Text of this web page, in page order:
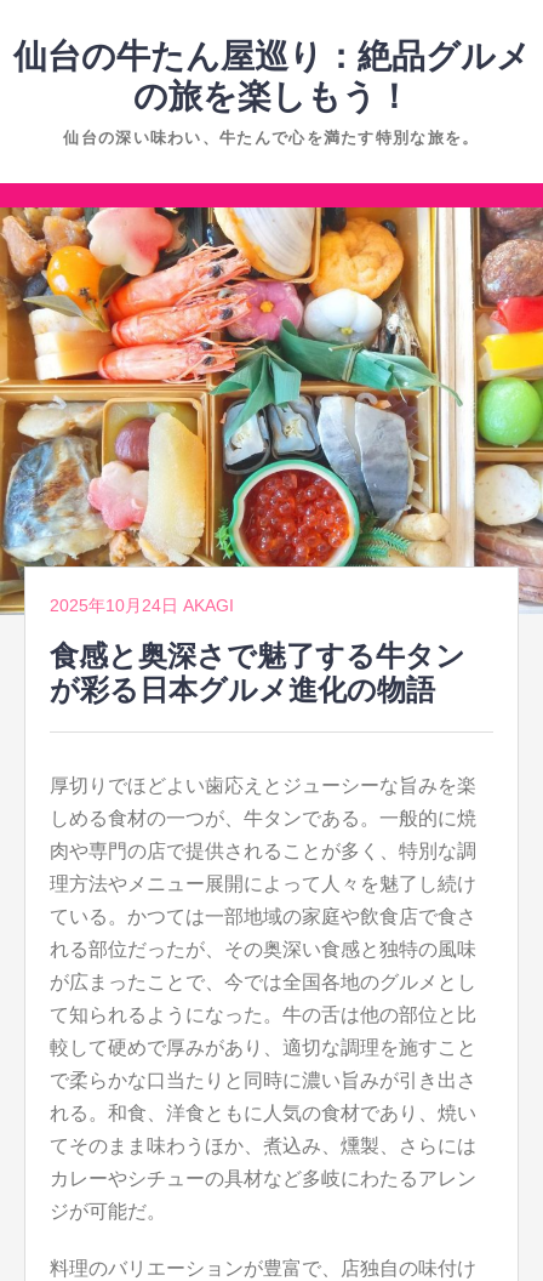
ン
へ
ス
キ
ッ
プ
仙台の牛たん屋巡り：絶品グルメ
の旅を楽しもう！
仙台の深い味わい、牛たんで心を満たす特別な旅を。
コ
ン
テ
ン
ス
キ
ッ
プ
2025年10月24日 AKAGI
食感と奥深さで魅了する牛タン
が彩る日本グルメ進化の物語
厚切りでほどよい歯応えとジューシーな旨みを楽
しめる食材の一つが、牛タンである。 一般的に焼
肉や専門の店で提供されることが多く、特別な調
理方法やメニュー展開によって人々を魅了し続け
ている。かつては一部地域の家庭や飲食店で食さ
れる部位だったが、その奥深い食感と独特の風味
が広まったことで、今では全国各地のグルメとし
て知られるようになった。牛の舌は他の部位と比
較して硬めで厚みがあり、適切な調理を施すこと
で柔らかな口当たりと同時に濃い旨みが引き出さ
れる。和食、洋食ともに人気の食材であり、焼い
てそのまま味わうほか、煮込み、燻製、さらには
カレーやシチューの具材など多岐にわたるアレン
ジが可能だ。
料理のバリエーションが豊富で、店独自の味付け